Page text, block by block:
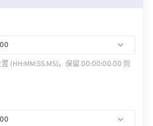
00
(HH:MM:SS.MS)。保留 00:00:00.00 则
00